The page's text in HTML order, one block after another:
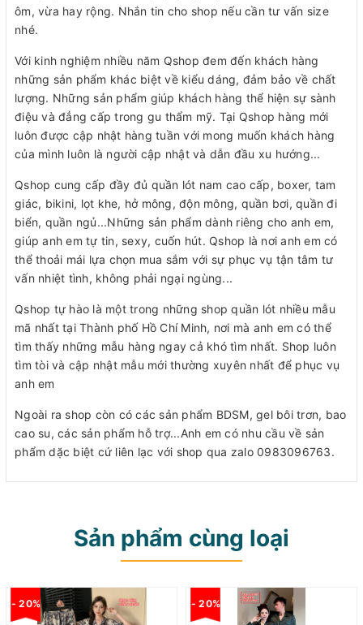
ôm, vừa hay rộng. Nhắn tin cho shop nếu cần tư vấn size
nhé.
Với kinh nghiệm nhiều năm Qshop đem đến khách hàng
những sản phẩm khác biệt về kiểu dáng, đảm bảo về chất
lượng. Những sản phẩm giúp khách hàng thể hiện sự sành
điệu và đẳng cấp trong gu thẩm mỹ. Tại Qshop hàng mới
luôn được cập nhật hàng tuần với mong muốn khách hàng
của mình luôn là người cập nhật và dẫn đầu xu hướng...
Qshop cung cấp đầy đủ quần lót nam cao cấp, boxer, tam
giác, bikini, lọt khe, hở mông, độn mông, quần bơi, quần đi
biển, quần ngủ...Những sản phẩm dành riêng cho anh em,
giúp anh em tự tin, sexy, cuốn hút. Qshop là nơi anh em có
thể thoải mái lựa chọn mua sắm với sự phục vụ tận tâm tư
vấn nhiệt tình, không phải ngại ngùng...
Qshop tự hào là một trong những shop quần lót nhiều mẫu
mã nhất tại Thành phố Hồ Chí Minh, nơi mà anh em có thể
tìm thấy những mẫu hàng ngay cả khó tìm nhất. Shop luôn
tìm tòi và cập nhật mẫu mới thường xuyên nhất để phục vụ
anh em
Ngoài ra shop còn có các sản phẩm BDSM, gel bôi trơn, bao
cao su, các sản phẩm hỗ trợ...Anh em có nhu cầu về sản
phẩm dặc biệt cứ liên lạc với shop qua zalo 0983096763.
Sản phẩm cùng loại
- 20% - 20%